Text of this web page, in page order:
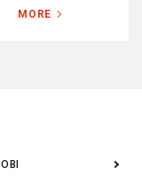
MORE
OBI